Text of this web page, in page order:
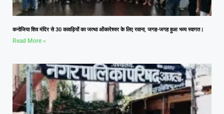
कनोजिया शिव मंदिर से 30 कावड़ियों का जत्था ओंकारेश्वर के लिए रवाना, जगह-जगह हुआ भव्य स्वागत।
Read More »